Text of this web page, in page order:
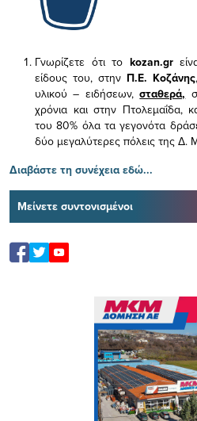
Γνωρίζετε ότι το kozan.gr
είδους του, στην Π.Ε. Κοζάνης
υλικού – ειδήσεων,σταθερά,
χρόνια και στην Πτολεμαΐδα,
του 80% όλα τα γεγονότα
δύο μεγαλύτερες πόλεις της Δ.
Διαβάστε τη συνέχεια εδώ...
Μείνετε συντονισμένοι